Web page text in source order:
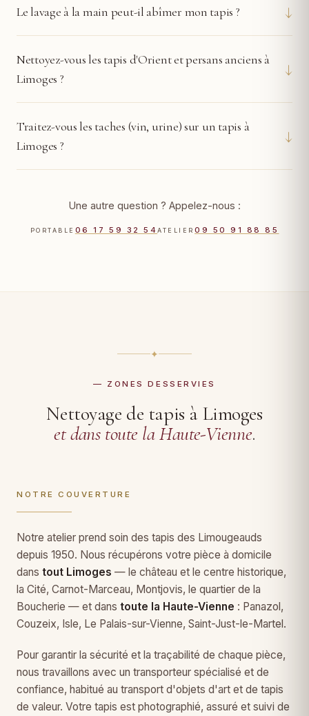
Le lavage à la main peut-il abîmer mon tapis ? ↓
Nettoyez-vous les tapis d'Orient et persans anciens à
Limoges ?
↓
Traitez-vous les taches (vin, urine) sur un tapis à
Limoges ?
↓
Une autre question ? Appelez-nous :
PORTABLE 06 17 59 32 54ATELIER09 50 91 88 85
✦
— ZONES DESSERVIES
Nettoyage de tapis à Limoges
et dans toute la Haute-Vienne.
NOTRE COUVERTURE
Notre atelier prend soin des tapis des Limougeauds
depuis 1950. Nous récupérons votre pièce à domicile
dans tout Limoges — le château et le centre historique,
la Cité, Carnot-Marceau, Montjovis, le quartier de la
Boucherie — et dans toute la Haute-Vienne : Panazol,
Couzeix, Isle, Le Palais-sur-Vienne, Saint-Just-le-Martel.
Pour garantir la sécurité et la traçabilité de chaque pièce,
nous travaillons avec un transporteur spécialisé et de
confiance, habitué au transport d'objets d'art et de tapis
de valeur. Votre tapis est photographié, assuré et suivi de